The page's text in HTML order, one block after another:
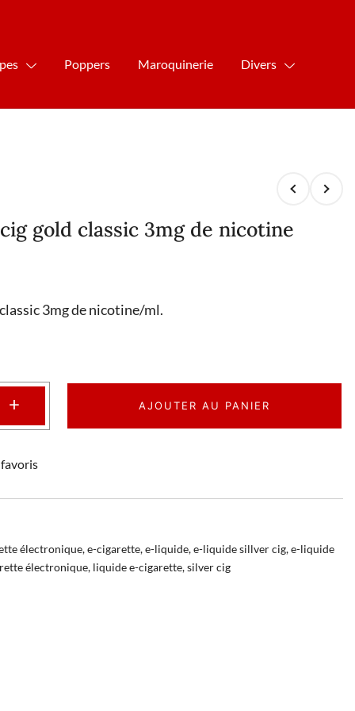
Poppers Maroquinerie Divers
gold classic 3mg de nicotine
3mg de nicotine/ml.
+ AJOUTER AU PANIER
électronique,e-cigarette,e-liquide,e-liquide sillver cig,e-liquide
électronique, liquide e-cigarette,silver cig